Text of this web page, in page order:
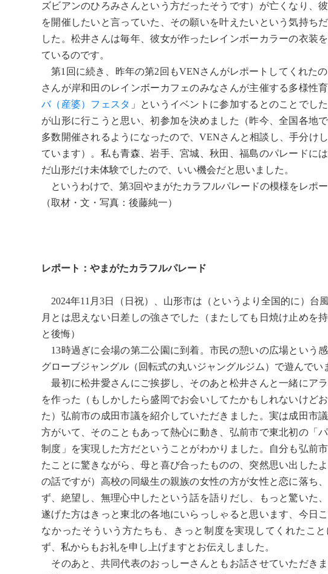
ズビアンのひろみさんという方だったそうです）が亡くなり、
を開催したいと言っていた、その願いを叶えたいという気持ち
した。松井さんは毎年、彼女が作ったレインボーカラーの衣装
ているのです。
第1回に続き、昨年の第2回もVENさんがレポートしてくれた
さんが岸和田のレインボーカフェのみなさんが主催する多様性
バ（産婆）フェスタ 」というイベントに参加するとのことでし
が山形に行こうと思い、初参加を決めました（昨今、全国各地
多数開催されるようになったので、VENさんと相談し、手分け
ています）。私も青森、岩手、宮城、秋田、福島のパレードに
だ山形だけ未体験でしたので、いい機会だと思いました。
というわけで、第3回やまがたカラフルパレードの模様をレポー
（取材・文・写真：後藤純一）
レポート：やまがたカラフルパレード
2024年11月3日（日祝）、山形市は（というより全国的に）台
月とは思えない日差しの強さでした（またしても日焼け止めを
と後悔）
13時過ぎに会場の第二公園に到着。市民の憩いの広場という
グローブジャングル（回転式の丸いジャングルジム）で遊んでい
最初に松井愛さんにご挨拶し、そのあと松井さんと一緒にア
を作った（もしかしたら盛岡でお会いしてたかもしれないけど
た）弘前市の成田市議を紹介していただきました。実は成田市
方がいて、そのこともあって熱心に動き、弘前市で東北初の「
制度」を実現した方だということがわかりました。自分も弘前
たことに驚きながら、母と喜び合ったものの、突然思い出した
の話ですが）高校の同級生の親族の女性の方が女性と恋に落ち
ず、絶望し、無理心中したという話を語りだし、もっと驚いた
遂げた方はきっと東北の各地にいらっしゃると思います、今日
なかったそういう方たちも、きっと制度を実現してくれたこ
ず、私からもお礼を申し上げますとお伝えしました。
そのあと、共同代表のおっしーさんともお話させていただきま